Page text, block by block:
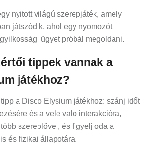
nyitott világú szerepjáték, amely
játszódik, ahol egy nyomozót
ügyet próbál megoldani.
tippek vannak a
játékhoz?
a Disco Elysium játékhoz: szánj időt
és a vele való interakcióra,
szereplővel, és figyelj oda a
és fizikai állapotára.